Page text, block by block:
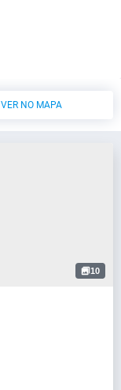
VER NO MAPA
10